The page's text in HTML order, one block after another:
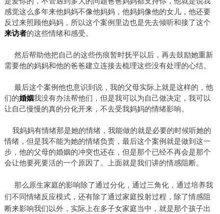
感觉这么多年来他妈妈不像他妈妈，他妈妈像他的女儿，他还要
反过来照顾他妈妈，所以这个案例里边也是先去倾听和接了这个
来访者的这些情绪和感受。
然后帮助他把自己的这些伤痕暂时抚平以后，再去鼓励她重新
需要他的妈妈和他的爸爸建立连接去梳理这些没有处理的心结。
最后这个案例他也意识到说，我的父母实际上就是这样的，他
们的婚姻我没有办法帮他们，但是我可以为自己做决定，我可以
让自己慢慢的真的分化开来，不去受我妈妈的情绪影响。
我妈妈有情绪那是她的情绪，我能做的就是必要的时候听她的
情绪，但是我不能为她的情绪负责，最后这个案例就是做到这一
步，他的父母的婚姻的冲突也还在，但是那个已经不再会是那个
会让他要死要活的一个原因了。上面就是我们讲的情感阻断。
那么原生家庭的影响除了通过分化，通过三角化，通过培养我
们不同情绪反应模式，还有除了通过家庭投射过程，除了情感阻
断来影响我们以外，实际上在多子女家庭当中，就是那个孩子出